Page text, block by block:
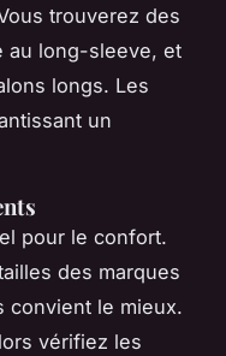
trouverez des
au long-sleeve, et
longs. Les
un
pour le confort.
des marques
convient le mieux.
vérifiez les